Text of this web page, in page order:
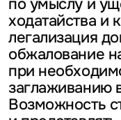
по умыслу и
ходатайства и
легализация
обжалование
при
заглаживанию
Возможность